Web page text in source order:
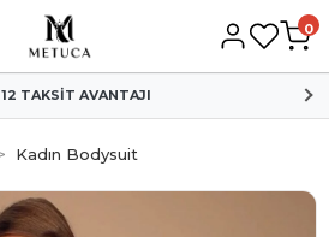
0
12 TAKSİT AVANTAJI
Kadın Bodysuit